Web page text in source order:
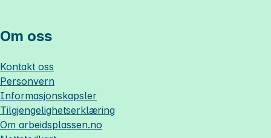
Om oss
Kontakt oss
Personvern
Informasjonskapsler
Tilgjengelighetserklæring
Om arbeidsplassen.no